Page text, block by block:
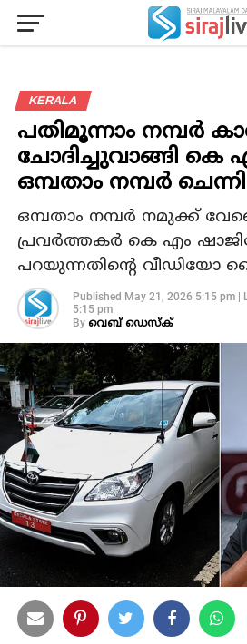
KERALA
പതിമൂന്നാം നമ്പര്‍
ചോദിച്ചുവാങ്ങി കെ
ഒമ്പതാം നമ്പര്‍
ഒമ്പതാം നമ്പര്‍ നമുക്ക്
പ്രവര്‍ത്തകര്‍ കെ എം
പറയുന്നതിന്റെ വീഡിയോ
Published May 21, 2026 5:15 pm|
5:15 pm
By വെബ് ഡെസ്‌ക്